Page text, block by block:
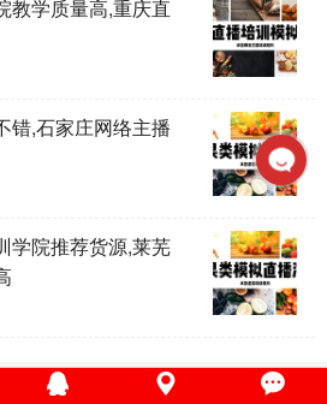
教学质量高,重庆直
错,石家庄网络主播
学院推荐货源,莱芜